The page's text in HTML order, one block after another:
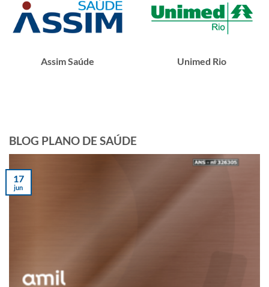
Assim Saúde Unimed Rio
BLOG PLANO DE SAÚDE
17
jun